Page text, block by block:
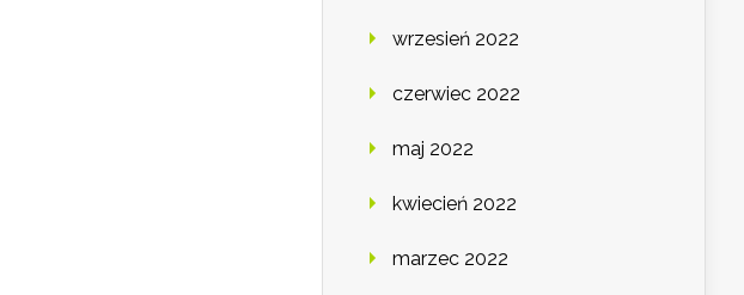
wrzesień 2022
czerwiec 2022
maj 2022
kwiecień 2022
marzec 2022